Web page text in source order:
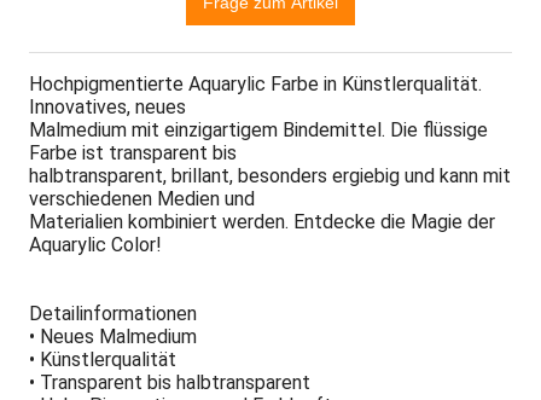
Hochpigmentierte Aquarylic Farbe in Künstlerqualität.
Innovatives, neues
Malmedium mit einzigartigem Bindemittel. Die flüssige
Farbe ist transparent bis
halbtransparent, brillant, besonders ergiebig und kann mit
verschiedenen Medien und
Materialien kombiniert werden. Entdecke die Magie der
Aquarylic Color!
Detailinformationen
• Neues Malmedium
• Künstlerqualität
• Transparent bis halbtransparent